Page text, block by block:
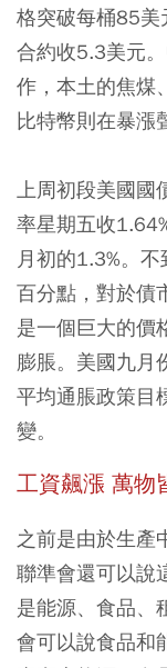
格突破每桶85美
合約收5.3美元
作，本土的焦煤
比特幣則在暴漲
上周初段美國國
率星期五收
月初的1.3%。
百分點，對於債
是一個巨大的價
膨脹。美國九月
平均通脹政策目
變。
工資飆漲 萬物
之前是由於生產
聯準會還可以說
是能源、食品、
會可以說食品和